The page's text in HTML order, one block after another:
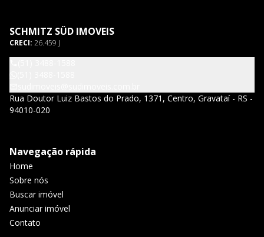
SCHMITZ SÜD IMOVEIS
CRECI: 26.459 J
Rua Doutor Luiz Bastos do Prado, 1371, Centro, Gravataí - RS -
94010-020
Navegação rápida
Home
Sobre nós
Buscar imóvel
Anunciar imóvel
Contato